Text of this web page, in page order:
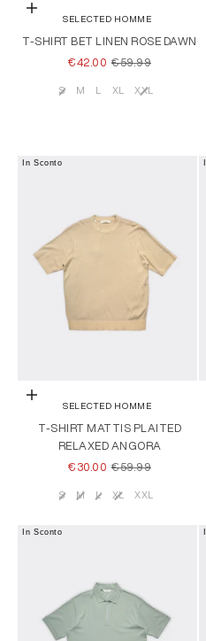
Scegli le opzioni
SELECTED HOMME
T-SHIRT BET LINEN ROSE DAWN
PREZZO SCONTATO
€42.00 PREZZO
€59.99
Taglia
S M L XL XXL
In Sconto
Scegli le opzioni
SELECTED HOMME
T-SHIRT MATTIS PLAITED
RELAXED ANGORA
PREZZO SCONTATO
€30.00 PREZZO
€59.99
Taglia
S M L XL XXL
In Sconto